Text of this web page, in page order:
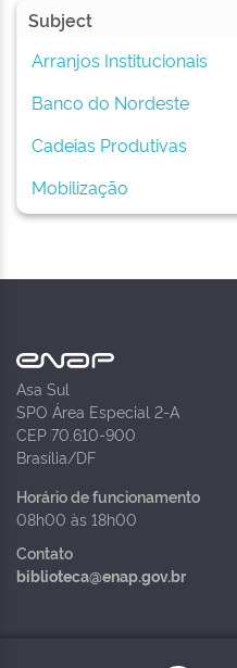
Subject
Arranjos Institucionais
Banco do Nordeste
Cadeias Produtivas
Mobilização
Asa Sul
SPO Área Especial 2-A
CEP 70.610-900
Brasília/DF
Horário de funcionamento
08h00 às 18h00
Contato
biblioteca@enap.gov.br